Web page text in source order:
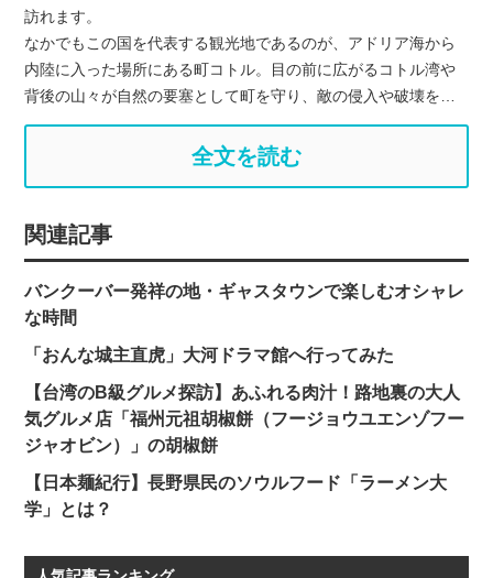
訪れます。
なかでもこの国を代表する観光地であるのが、アドリア海から
内陸に入った場所にある町コトル。目の前に広がるコトル湾や
背後の山々が自然の要塞として町を守り、敵の侵入や破壊を…
全文を読む
関連記事
バンクーバー発祥の地・ギャスタウンで楽しむオシャレ
な時間
「おんな城主直虎」大河ドラマ館へ行ってみた
【台湾のB級グルメ探訪】あふれる肉汁！路地裏の大人
気グルメ店「福州元祖胡椒餅（フージョウユエンゾフー
ジャオビン）」の胡椒餅
【日本麺紀行】長野県民のソウルフード「ラーメン大
学」とは？